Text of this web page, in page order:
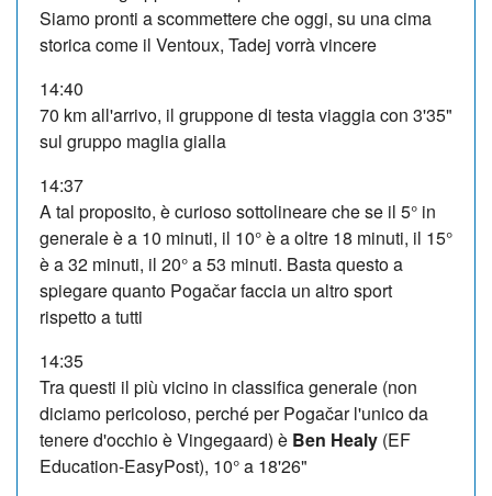
Siamo pronti a scommettere che oggi, su una cima
storica come il Ventoux, Tadej vorrà vincere
14:40
70 km all'arrivo, il gruppone di testa viaggia con 3'35"
sul gruppo maglia gialla
14:37
A tal proposito, è curioso sottolineare che se il 5° in
generale è a 10 minuti, il 10° è a oltre 18 minuti, il 15°
è a 32 minuti, il 20° a 53 minuti. Basta questo a
spiegare quanto Pogačar faccia un altro sport
rispetto a tutti
14:35
Tra questi il più vicino in classifica generale (non
diciamo pericoloso, perché per Pogačar l'unico da
tenere d'occhio è Vingegaard) è Ben Healy (EF
Education-EasyPost), 10° a 18'26"